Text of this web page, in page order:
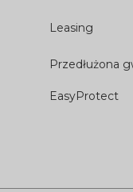
Leasing
Przedłużona
EasyProtect